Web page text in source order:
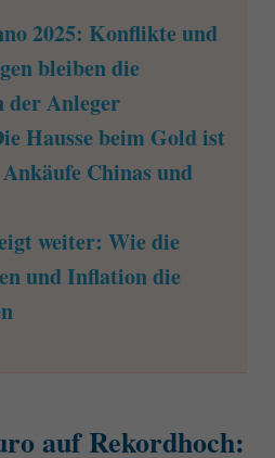
2025: Konflikte und
bleiben die
der Anleger
Hausse beim Gold ist
Chinas und
weiter: Wie die
und Inflation die
auf Rekordhoch: